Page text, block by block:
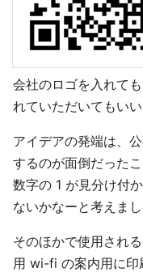
会社のロゴを入れて
れていただいてもいい
アイデアの発端は、
するのが面倒だった
数字の 1 が見分け付
ないかなーと考えまし
そのほかで使用され
用 wi-fi の案内用に印